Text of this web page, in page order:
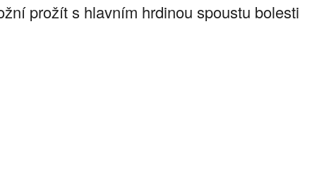
prožít s hlavním hrdinou spoustu bolesti